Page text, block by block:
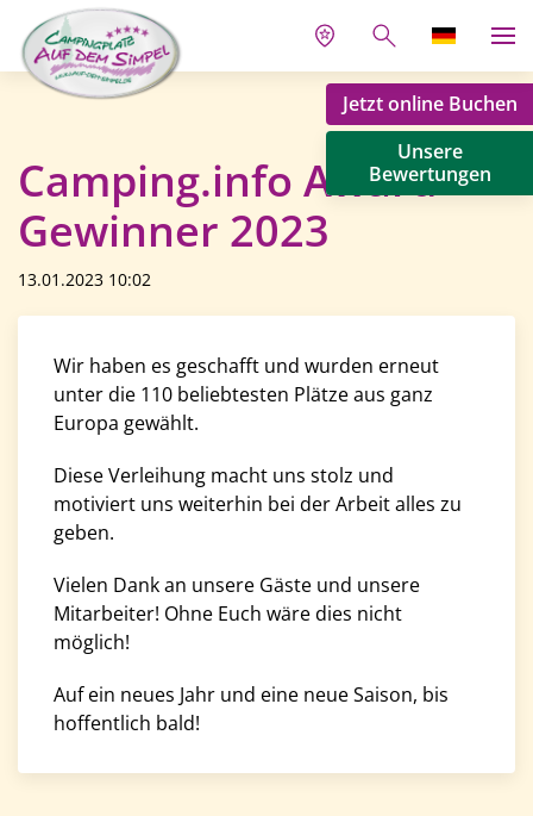
Jetzt online Buchen
Unsere
Bewertungen
Camping.info Award
Gewinner 2023
13.01.2023 10:02
Wir haben es geschafft und wurden erneut
unter die 110 beliebtesten Plätze aus ganz
Europa gewählt.
Diese Verleihung macht uns stolz und
motiviert uns weiterhin bei der Arbeit alles zu
geben.
Vielen Dank an unsere Gäste und unsere
Mitarbeiter! Ohne Euch wäre dies nicht
möglich!
Auf ein neues Jahr und eine neue Saison, bis
hoffentlich bald!